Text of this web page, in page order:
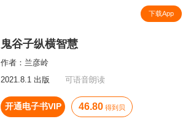
下载App
鬼谷子纵横智慧
作者： 兰彦岭
2021.8.1 出版
可语音朗读
开通电子书VIP 46.80 得到贝